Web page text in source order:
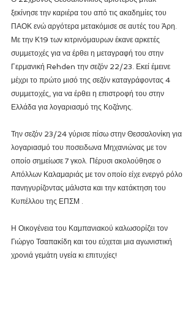
ξεκίνησε την καριέρα του από τις ακαδημίες του
ΠΑΟΚ ενώ αργότερα μετακόμισε σε αυτές του Άρη.
Με την Κ19 των κιτρινόμαυρων έκανε αρκετές
συμμετοχές για να έρθει η μεταγραφή του στην
Γερμανική Rehden την σεζόν 22/23. Εκεί έμεινε
μέχρι το πρώτο μισό της σεζόν καταγράφοντας 4
συμμετοχές, για να έρθει η επιστροφή του στην
Ελλάδα για λογαριασμό της Κοζάνης.
Την σεζόν 23/24 γύρισε πίσω στην Θεσσαλονίκη για
λογαριασμό του ποσειδωνα Μηχανιώνας με τον
οποίο σημείωσε 7 γκολ. Πέρυσι ακολούθησε ο
Απόλλων Καλαμαριάς με τον οποίο είχε ενεργό ρόλο
πανηγυρίζοντας μάλιστα και την κατάκτηση του
Κυπέλλου της ΕΠΣΜ .
Η Οικογένεια του Καμπανιακού καλωσορίζει τον
Γιώργο Τσαπακίδη και του εύχεται μια αγωνιστική
χρονιά γεμάτη υγεία κι επιτυχίες!